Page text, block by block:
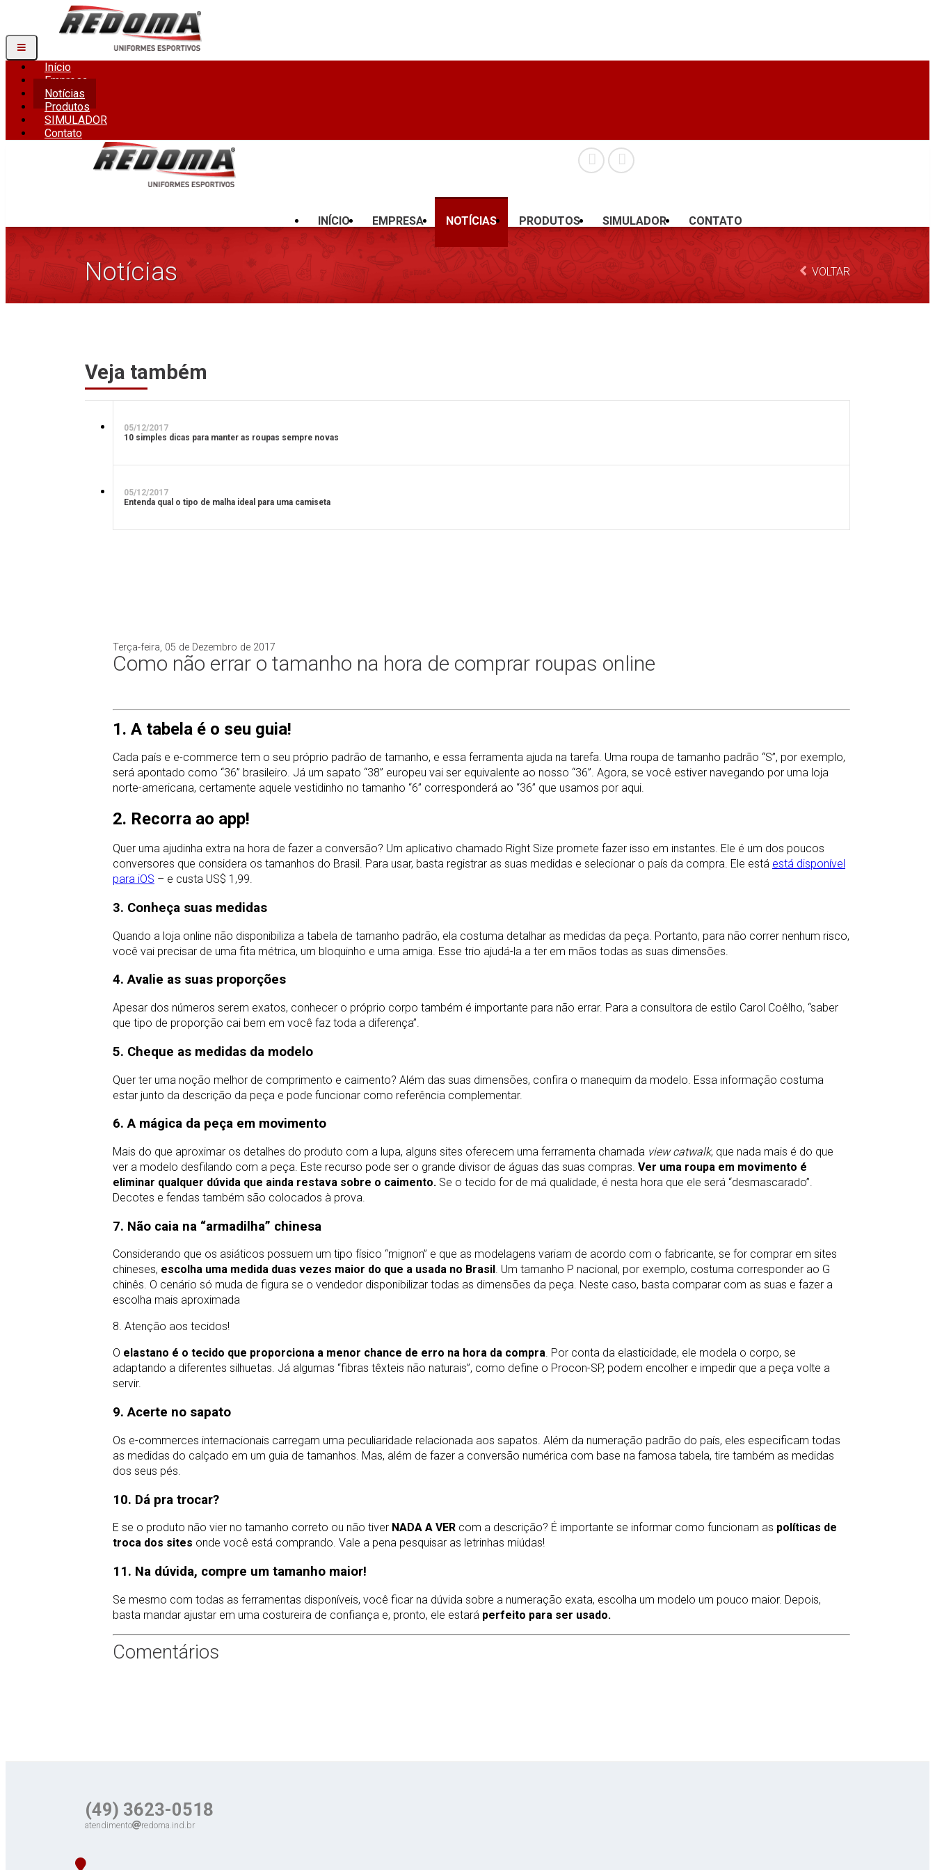
Início
Empresa
Notícias
Produtos
SIMULADOR
Contato
INÍCIO EMPRESA NOTÍCIAS PRODUTOS SIMULADOR CONTATO
Notícias VOLTAR
Veja também
05/12/2017
10 simples dicas para manter as roupas sempre novas
05/12/2017
Entenda qual o tipo de malha ideal para uma camiseta
Terça-feira, 05 de Dezembro de 2017
Como não errar o tamanho na hora de comprar roupas online
1. A tabela é o seu guia!
Cada país e e-commerce tem o seu próprio padrão de tamanho, e essa ferramenta ajuda na tarefa. Uma roupa de tamanho padrão “S”, por exemplo,
será apontado como “36” brasileiro. Já um sapato “38” europeu vai ser equivalente ao nosso “36”. Agora, se você estiver navegando por uma loja
norte-americana, certamente aquele vestidinho no tamanho “6” corresponderá ao “36” que usamos por aqui.
2. Recorra ao app!
Quer uma ajudinha extra na hora de fazer a conversão? Um aplicativo chamado Right Size promete fazer isso em instantes. Ele é um dos poucos
conversores que considera os tamanhos do Brasil. Para usar, basta registrar as suas medidas e selecionar o país da compra. Ele está está disponível
para iOS – e custa US$ 1,99.
3. Conheça suas medidas
Quando a loja online não disponibiliza a tabela de tamanho padrão, ela costuma detalhar as medidas da peça. Portanto, para não correr nenhum risco,
você vai precisar de uma fita métrica, um bloquinho e uma amiga. Esse trio ajudá-la a ter em mãos todas as suas dimensões.
4. Avalie as suas proporções
Apesar dos números serem exatos, conhecer o próprio corpo também é importante para não errar. Para a consultora de estilo Carol Coêlho, “saber
que tipo de proporção cai bem em você faz toda a diferença”.
5. Cheque as medidas da modelo
Quer ter uma noção melhor de comprimento e caimento? Além das suas dimensões, confira o manequim da modelo. Essa informação costuma
estar junto da descrição da peça e pode funcionar como referência complementar.
6. A mágica da peça em movimento
Mais do que aproximar os detalhes do produto com a lupa, alguns sites oferecem uma ferramenta chamada view catwalk, que nada mais é do que
ver a modelo desfilando com a peça. Este recurso pode ser o grande divisor de águas das suas compras. Ver uma roupa em movimento é
eliminar qualquer dúvida que ainda restava sobre o caimento. Se o tecido for de má qualidade, é nesta hora que ele será “desmascarado”.
Decotes e fendas também são colocados à prova.
7. Não caia na “armadilha” chinesa
Considerando que os asiáticos possuem um tipo físico “mignon” e que as modelagens variam de acordo com o fabricante, se for comprar em sites
chineses, escolha uma medida duas vezes maior do que a usada no Brasil . Um tamanho P nacional, por exemplo, costuma corresponder ao G
chinês. O cenário só muda de figura se o vendedor disponibilizar todas as dimensões da peça. Neste caso, basta comparar com as suas e fazer a
escolha mais aproximada
8. Atenção aos tecidos!
O elastano é o tecido que proporciona a menor chance de erro na hora da compra. Por conta da elasticidade, ele modela o corpo, se
adaptando a diferentes silhuetas. Já algumas “fibras têxteis não naturais”, como define o Procon-SP, podem encolher e impedir que a peça volte a
servir.
9. Acerte no sapato
Os e-commerces internacionais carregam uma peculiaridade relacionada aos sapatos. Além da numeração padrão do país, eles especificam todas
as medidas do calçado em um guia de tamanhos. Mas, além de fazer a conversão numérica com base na famosa tabela, tire também as medidas
dos seus pés.
10. Dá pra trocar?
E se o produto não vier no tamanho correto ou não tiver NADA A VER com a descrição? É importante se informar como funcionam as políticas de
troca dos sites onde você está comprando. Vale a pena pesquisar as letrinhas miúdas!
11. Na dúvida, compre um tamanho maior!
Se mesmo com todas as ferramentas disponíveis, você ficar na dúvida sobre a numeração exata, escolha um modelo um pouco maior. Depois,
basta mandar ajustar em uma costureira de confiança e, pronto, ele estará perfeito para ser usado.
Comentários
(49) 3623-0518
atendimento redoma.ind.br